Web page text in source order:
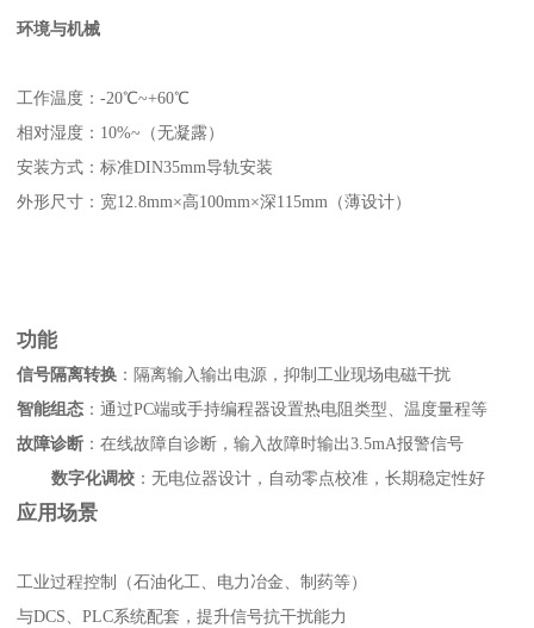
环境与机械
工作温度：-20℃~+60℃
相对湿度：10%~（无凝露）
安装方式：标准DIN35mm导轨安装
外形尺寸：宽12.8mm×高100mm×深115mm（薄设计）
功能
信号隔离转换 ：隔离输入输出电源，抑制工业现场电磁干扰
智能组态 ：通过PC端或手持编程器设置热电阻类型、温度量程等
故障诊断 ：在线故障自诊断，输入故障时输出3.5mA报警信号
数字化调校 ：无电位器设计，自动零点校准，长期稳定性好
应用场景
工业过程控制（石油化工、电力冶金、制药等）
与DCS、PLC系统配套，提升信号抗干扰能力